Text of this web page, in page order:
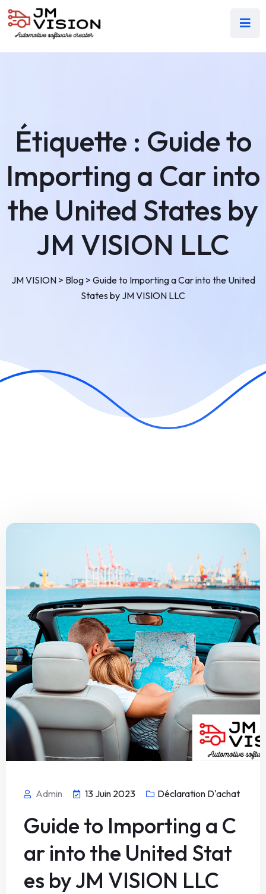
Étiquette : Guide to
Importing a Car into
the United States by
JM VISION LLC
JM VISION> Blog> Guide to Importing a Car into the United
States by JM VISION LLC
Admin 13 Juin 2023 Déclaration D'achat
Guide to Importing a C
ar into the United Stat
es by JM VISION LLC